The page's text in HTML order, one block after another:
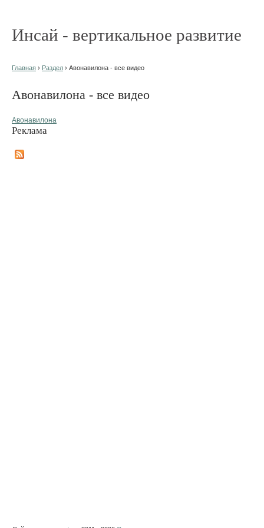
Инсай - вертикальное развитие
Главная › Раздел › Авонавилона - все видео
Авонавилона - все видео
Авонавилона
Реклама